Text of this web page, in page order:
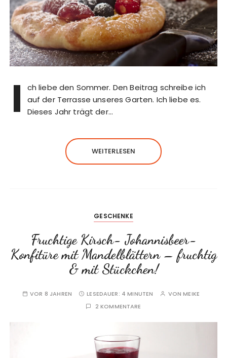
I
ch liebe den Sommer. Den Beitrag schreibe ich
auf der Terrasse unseres Garten. Ich liebe es.
Dieses Jahr trägt der…
WEITERLESEN
GESCHENKE
Fruchtige Kirsch- Johannisbeer-
Konfitüre mit Mandelblättern – fruchtig
& mit Stückchen!
VOR 8 JAHREN LESEDAUER: 4 MINUTEN VONMEIKE
2 KOMMENTARE